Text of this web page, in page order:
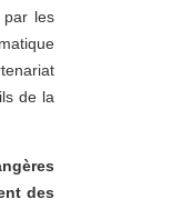
par les
de la
des